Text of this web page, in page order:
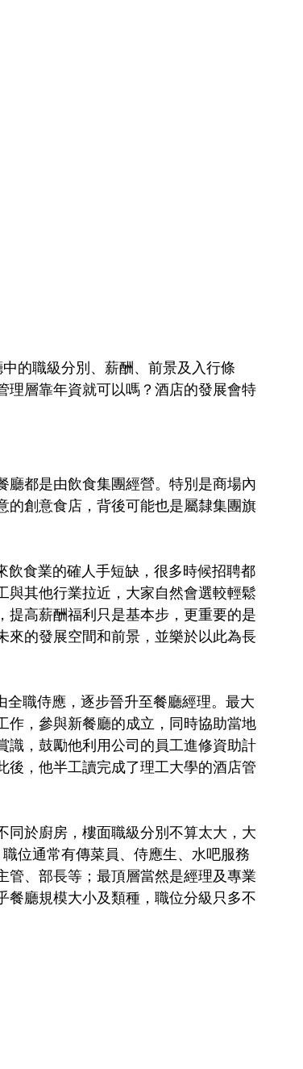
的職級分別、薪酬、前景及入行條
理層靠年資就可以嗎？酒店的發展會特
廳都是由飲食集團經營。特別是商場內
的創意食店，背後可能也是屬隸集團旗
食業的確人手短缺，很多時候招聘都
與其他行業拉近，大家自然會選較輕鬆
提高薪酬福利只是基本步，更重要的是
來的發展空間和前景，並樂於以此為長
職侍應，逐步晉升至餐廳經理。最大
作，參與新餐廳的成立，同時協助當地
識，鼓勵他利用公司的員工進修資助計
後，他半工讀完成了理工大學的酒店管
同於廚房，樓面職級分別不算太大，大
位通常有傳菜員、侍應生、水吧服務
管、部長等；最頂層當然是經理及專業
餐廳規模大小及類種，職位分級只多不